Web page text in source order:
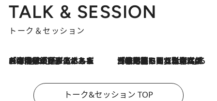
TALK & SESSION
トーク＆セッション
2026.8.3
「今後値上げがあるとすれば…」「リスクがあるのは今年の冬」エネルギー専門家が語る、ホルムズ海峡封鎖が家庭にもたらす“ある心配” 2026.8.3
「住宅建てられない…」「サーチャージ料の高値が続いている」ホルムズ海峡封鎖による影響はいつまで続く？《エネルギー専門家に聞く“どうなる日本の暮らし”》
トーク&セッション TOP